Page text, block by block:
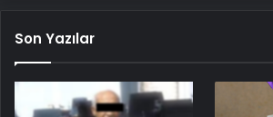
Son Yazılar